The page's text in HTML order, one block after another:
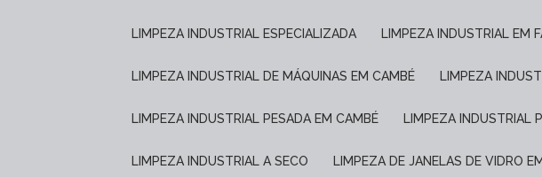
LIMPEZA INDUSTRIAL ESPECIALIZADA LIMPEZA INDUSTRIAL EM
LIMPEZA INDUSTRIAL DE MÁQUINAS EM CAMBÉ LIMPEZA
LIMPEZA INDUSTRIAL PESADA EM CAMBÉ LIMPEZA INDUSTRIAL
LIMPEZA INDUSTRIAL A SECO LIMPEZA DE JANELAS DE VIDRO